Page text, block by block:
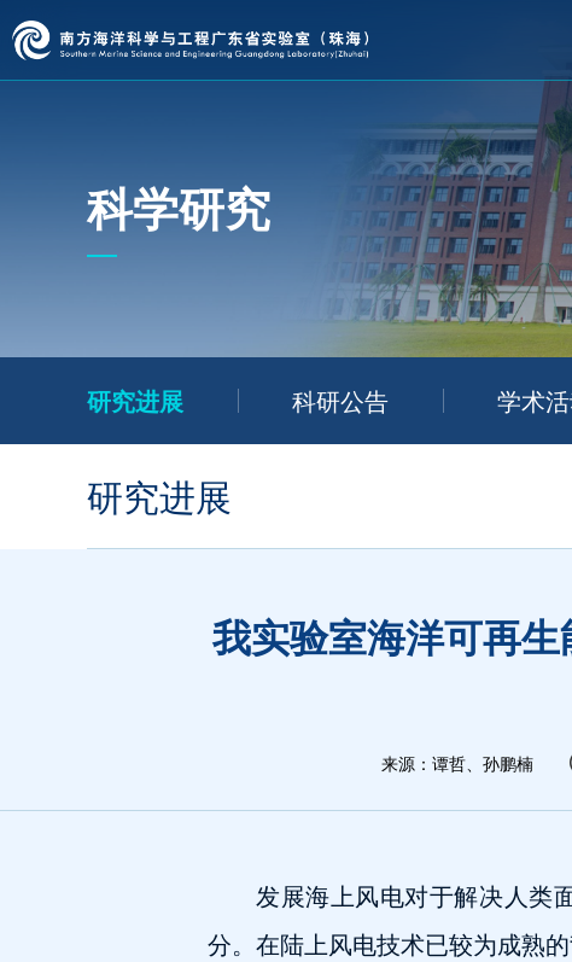
科学研究
研究进展 科研公告 学术
研究进展
我实验室海洋可再
来源：谭哲、孙鹏楠
发展海上风电对于解决人类
分。在陆上风电技术已较为成熟